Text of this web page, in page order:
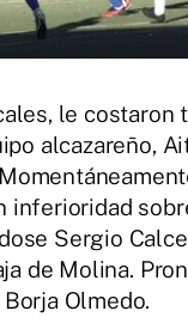
le costaron
alcazareño,
inferioridad
Sergio
de Molina.
Olmedo.